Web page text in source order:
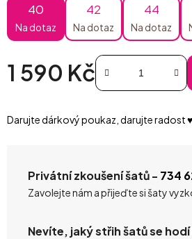
40
Na dotaz
42
Na dotaz
44
Na dotaz
1 590 Kč
Darujte dárkový poukaz, darujte radost ♥️
Privátní zkoušení šatů - 734
Zavolejte nám a přijeďte si šaty
Nevíte, jaký střih šatů se hodí